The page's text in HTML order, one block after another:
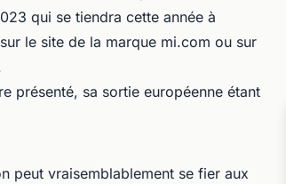
qui se tiendra cette année à
le site de la marque mi.com ou sur
présenté, sa sortie européenne étant
peut vraisemblablement se fier aux